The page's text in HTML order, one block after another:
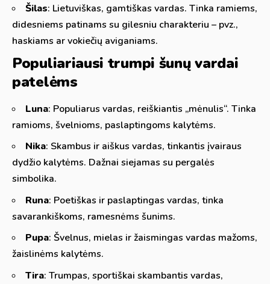
Šilas: Lietuviškas, gamtiškas vardas. Tinka ramiems,
didesniems patinams su gilesniu charakteriu – pvz.,
haskiams ar vokiečių aviganiams.
Populiariausi trumpi šunų vardai
patelėms
Luna: Populiarus vardas, reiškiantis „mėnulis“. Tinka
ramioms, švelnioms, paslaptingoms kalytėms.
Nika: Skambus ir aiškus vardas, tinkantis įvairaus
dydžio kalytėms. Dažnai siejamas su pergalės
simbolika.
Runa: Poetiškas ir paslaptingas vardas, tinka
savarankiškoms, ramesnėms šunims.
Pupa: Švelnus, mielas ir žaismingas vardas mažoms,
žaislinėms kalytėms.
Tira: Trumpas, sportiškai skambantis vardas,